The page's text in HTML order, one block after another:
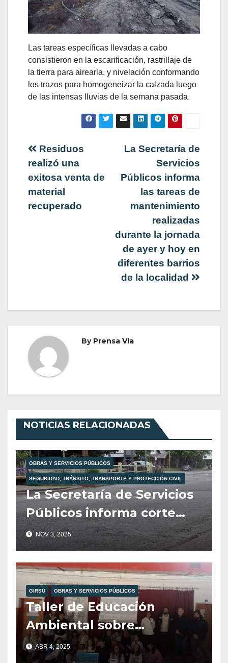
Las tareas específicas llevadas a cabo
consistieron en la escarificación, rastrillaje de
la tierra para airearla, y nivelación conformando
los trazos para homogeneizar la calzada luego
de las intensas lluvias de la semana pasada.
Navegación
de
entradas
La Secretaría de
Servicios
Públicos informa
las tareas de
mantenimiento
realizadas
durante la jornada
de ayer y hoy en
diferentes barrios
de la localidad
Residuos
realizó una
exitosa venta de
material
recuperado
By Prensa Vla
NOTICIAS RELACIONADAS
OBRAS Y SERVICIOS PÚBLICOS
SEGURIDAD, TRÁNSITO, TRANSPORTE Y PROTECCIÓN CIVIL
La Secretaría de Servicios
Públicos informa corte
total de tránsito para
mañana martes 4 de
noviembre.
NOV 3, 2025
GIRSU OBRAS Y SERVICIOS PÚBLICOS
Taller de Educación
Ambiental sobre
Reciclajes en la Esc. 104,
ABR 4, 2025